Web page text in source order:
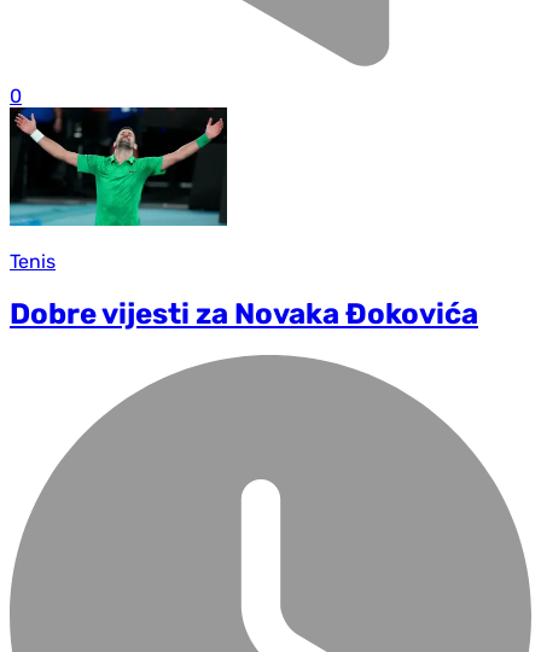
0
Tenis
Dobre vijesti za Novaka Đokovića